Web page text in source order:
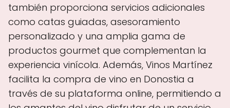
también proporciona servicios adicionales
como catas guiadas, asesoramiento
personalizado y una amplia gama de
productos gourmet que complementan la
experiencia vinícola. Además, Vinos Martínez
facilita la compra de vino en Donostia a
través de su plataforma online, permitiendo a